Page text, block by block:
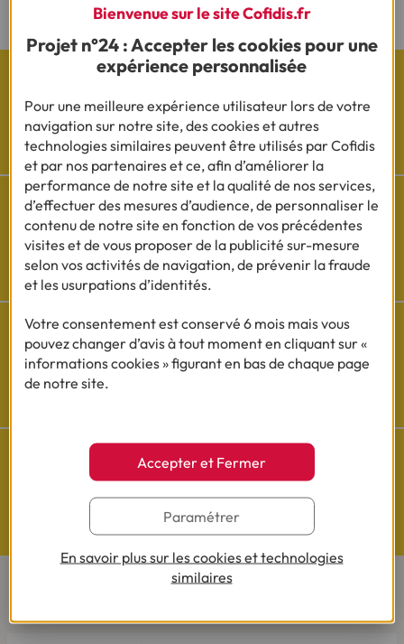
Les actualités Cofidis
Besoin d'aide ?
Découvrez l'espace questions/réponses
Cofidis sur les
Questions de Budget
Nos études exclusives
Bienvenue sur le site Cofidis.fr
Projet n°24 : Accepter les cookies pour une
expérience personnalisée
Pour une meilleure expérience utilisateur lors de votre
navigation sur notre site, des cookies et autres
technologies similaires peuvent être utilisés par Cofidis
et par nos partenaires et ce, afin d’améliorer la
performance de notre site et la qualité de nos services,
d’effectuer des mesures d’audience, de personnaliser le
contenu de notre site en fonction de vos précédentes
visites et de vous proposer de la publicité sur-mesure
selon vos activités de navigation, de prévenir la fraude
et les usurpations d’identités.
Votre consentement est conservé 6 mois mais vous
pouvez changer d’avis à tout moment en cliquant sur «
informations cookies » figurant en bas de chaque page
de notre site.
Accepter et Fermer
Paramétrer
En savoir plus sur les cookies et technologies
similaires